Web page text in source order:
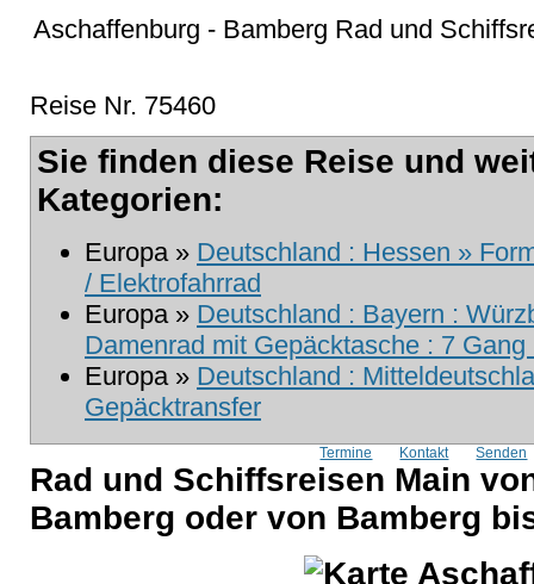
Aschaffenburg - Bamberg Rad und
Reise Nr. 75460
Sie finden diese Reise und
Kategorien:
Europa » Deutschland : Hessen »
/ Elektrofahrrad
Europa » Deutschland : Bayern :
Damenrad mit Gepäcktasche : 7
Europa » Deutschland :
Gepäcktransfer
Termine Kontakt Senden
Rad und Schiffsreisen Main
Bamberg oder von Bamberg